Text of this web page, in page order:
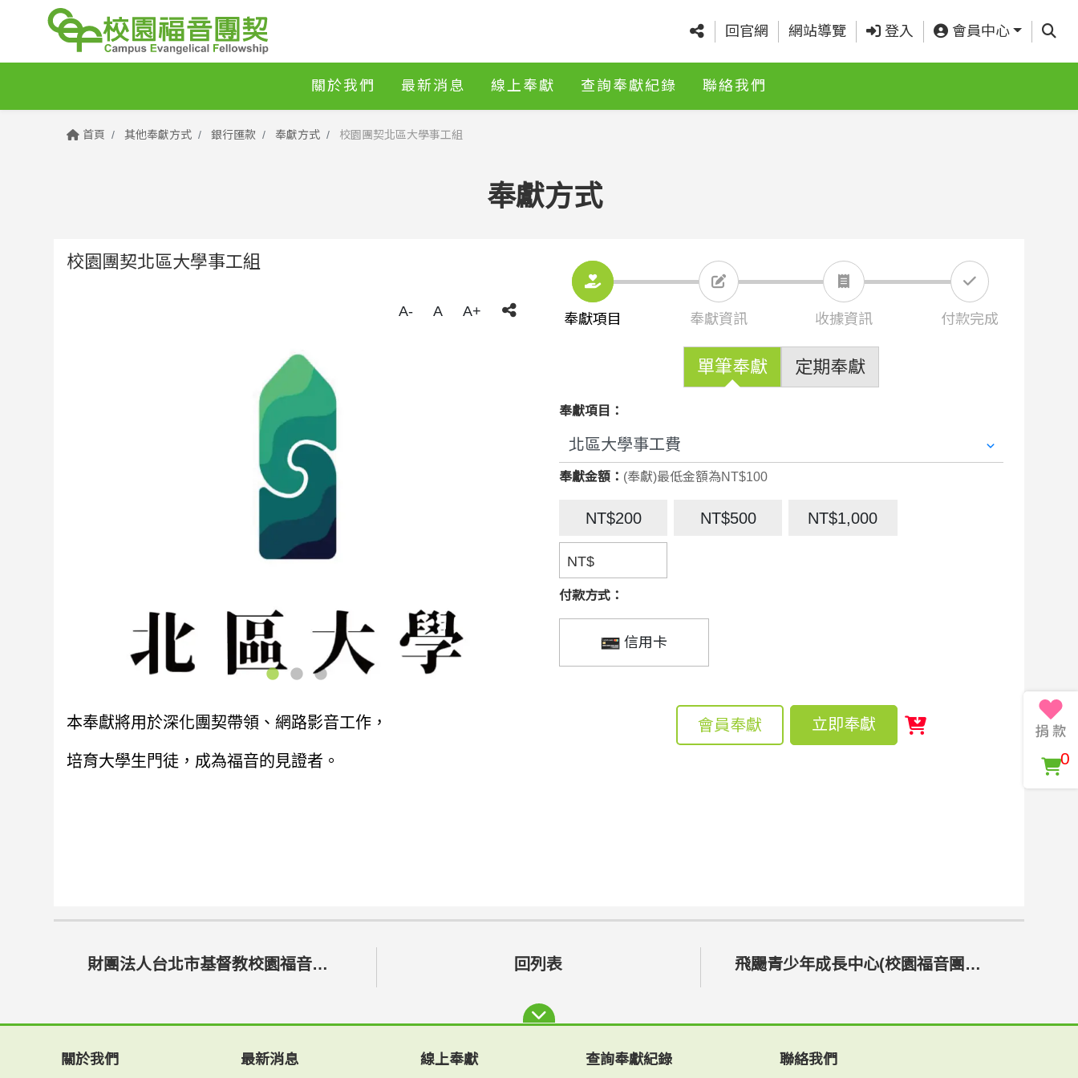
回官網 網站導覽 登入 會員中心 查詢
關於我們 最新消息 線上奉獻 查詢奉獻紀錄 聯絡我們
首頁 其他奉獻方式 銀行匯款 奉獻方式 校園團契北區大學事工組
奉獻方式
校園團契北區大學事工組
A- A A+
本奉獻將用於深化團契帶領、網路影音工作，
培育大學生門徒，成為福音的見證者。
奉獻項目 奉獻資訊 收據資訊 付款完成
單筆奉獻 定期奉獻
奉獻項目：
奉獻金額： (奉獻)最低金額為NT$100
NT$200 NT$500 NT$1,000
NT$
付款方式：
信用卡
會員奉獻 立即奉獻
財團法人台北市基督教校園福音團契 回列表 飛颺青少年成長中心(校園福音團契國中事工組)
關於我們 最新消息 線上奉獻 查詢奉獻紀錄 聯絡我們
0